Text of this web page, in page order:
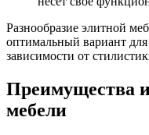
Разнообразие элитной
оптимальный вариант
зависимости от
Преимущества
мебели